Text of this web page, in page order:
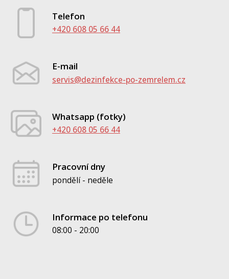
Telefon
+420 608 05 66 44
E-mail
servis@dezinfekce-po-zemrelem.cz
Whatsapp (fotky)
+420 608 05 66 44
Pracovní dny
pondělí - neděle
Informace po telefonu
08:00 - 20:00